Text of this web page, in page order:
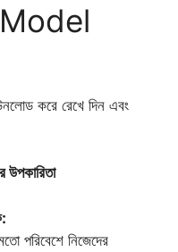
করে রেখে দিন এবং
পরিবেশে নিজেদের